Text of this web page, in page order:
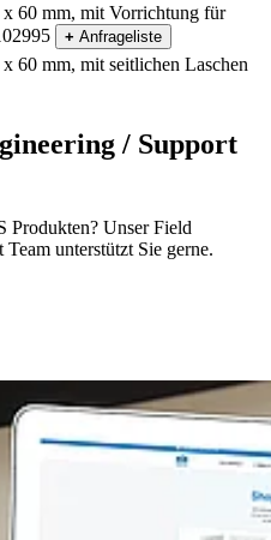
x 60 mm, mit Vorrichtung für
+ Anfrageliste
60 mm, mit seitlichen Laschen
/ Support
Produkten? Unser Field
unterstützt Sie gerne.